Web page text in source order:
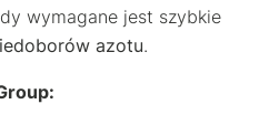
wymagane jest szybkie
azotu.